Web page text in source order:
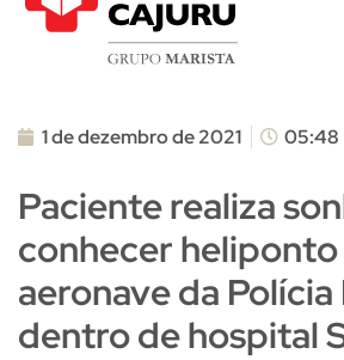
1 de dezembro de 2021 05:48
Paciente realiza
conhecer heliponto
aeronave da
dentro de hospital